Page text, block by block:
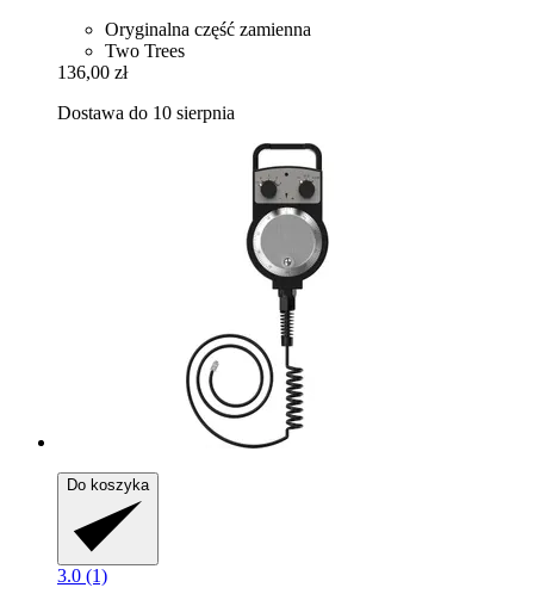
Oryginalna część zamienna
Two Trees
136,00 zł
Dostawa do 10 sierpnia
Do koszyka
3.0 (1)